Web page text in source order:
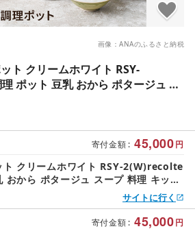
画像：ANAのふるさと納税
ト クリームホワイト RSY-
ポット 豆乳 おから ポタージュ ス
][223009]
寄付金額 : 45,000円
ト クリームホワイト RSY-2(W)recolte
おから ポタージュ スープ 料理 キッチ
サイトに行く
寄付金額 : 45,000円